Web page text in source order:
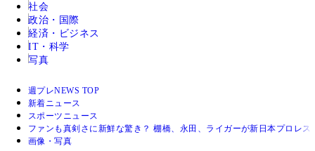
社会
政治・国際
経済・ビジネス
IT・科学
写真
週プレNEWS TOP
新着ニュース
スポーツニュース
ファンも真剣さに新鮮な驚き？ 棚橋、永田、ライガーが新日本プロレ
画像・写真